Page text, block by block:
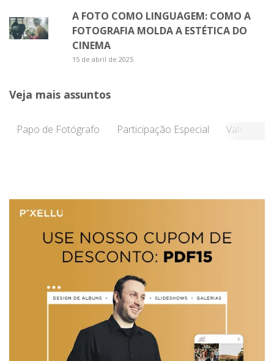
A FOTO COMO LINGUAGEM: COMO A
FOTOGRAFIA MOLDA A ESTÉTICA DO
CINEMA
15 de abril de 2025
Veja mais assuntos
Papo de Fotógrafo Participação Especial Vale a